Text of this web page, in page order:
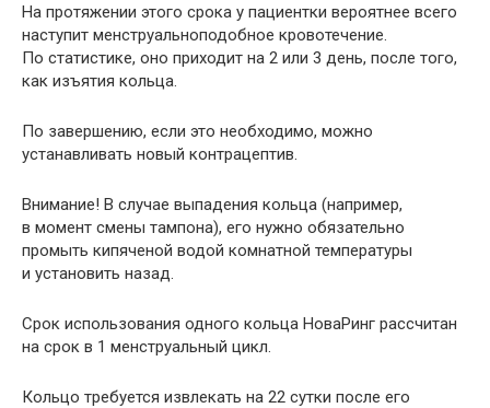
На протяжении этого срока у пациентки вероятнее всего
наступит менструальноподобное кровотечение.
По статистике, оно приходит на 2 или 3 день, после того,
как изъятия кольца.
По завершению, если это необходимо, можно
устанавливать новый контрацептив.
Внимание! В случае выпадения кольца (например,
в момент смены тампона), его нужно обязательно
промыть кипяченой водой комнатной температуры
и установить назад.
Срок использования одного кольца НоваРинг рассчитан
на срок в 1 менструальный цикл.
Кольцо требуется извлекать на 22 сутки после его